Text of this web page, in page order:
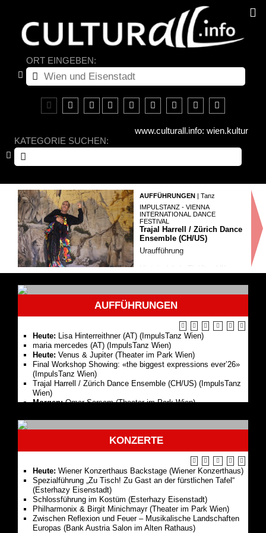
ORT EINGEBEN:
www.culturall.info: wien.kultur
KATEGORIE SUCHEN:
AUFFÜHRUNGEN
| Tanz
IMPULSTANZ - VIENNA
INTERNATIONAL DANCE
FESTIVAL
Trajal Harrell / Zürich Dance
Ensemble (CH/US)
Uraufführung
Trajal Harrell zählt zu den
bedeutendsten Choreografen
seiner Zeit. Sein besonderer
Blick auf schei...
AUFFÜHRUNGEN
Lisa Hinterreithner (AT) (ImpulsTanz Wien)
maria mercedes (AT) (ImpulsTanz Wien)
Heute:Venus & Jupiter (Theater im Park Wien)
Final Workshop Showing: «the biggest expressions ever’26»
(ImpulsTanz Wien)
Trajal Harrell / Zürich Dance Ensemble (CH/US) (ImpulsTanz
Wien)
Morgen:
Compagnie Amala Dianor / Kaplan (FR) (ImpulsTanz Wien)
Premiere:Eine floren­tinische Tragödie/ Herzog Blaubarts
Burg (A kékszakállú herceg vára) (Wiener Staatsoper)
Musicalstars im Park (Theater im Park Wien)
Martina Schwarzmann (Theater im Park Wien)
Philipp Hochmair (Theater im Park Wien)
Thomas Mraz (Theater im Park Wien)
Benedikt Mitmannsgruber (Theater im Park Wien)
Mogli - Das Dschungelbuch (Theater im Park Wien)
Kernölamazonen (Theater im Park Wien)
Sommernachts­traum (Theater im Park Wien)
Andreas Vitásek (Theater im Park Wien)
KONZERTE
Heute:Wiener Konzerthaus Backstage (Wiener Konzerthaus)
Spezialführung „Zu Tisch! Zu Gast an der fürstlichen Tafel“
(Esterhazy Eisenstadt)
Schlossführung im Kostüm (Esterhazy Eisenstadt)
Philharmonix & Birgit Minichmayr (Theater im Park Wien)
Zwischen Reflexion und Feuer – Musikalische Landschaften
Europas (Bank Austria Salon im Alten Rathaus)
Der Nino aus Wien & Gäste (Theater im Park Wien)
Schlossführung im Sitzen (Esterhazy Eisenstadt)